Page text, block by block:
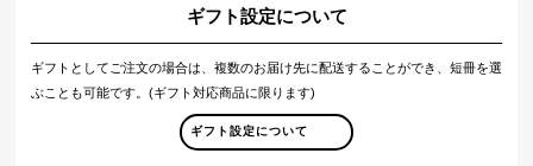
ギフト設定について
ギフトとしてご注文の場合は、複数のお届け先に配送することができ、短冊を選
ぶことも可能です。(ギフト対応商品に限ります)
ギフト設定について